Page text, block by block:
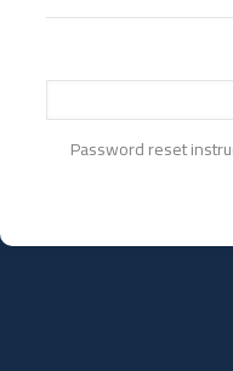
Password reset